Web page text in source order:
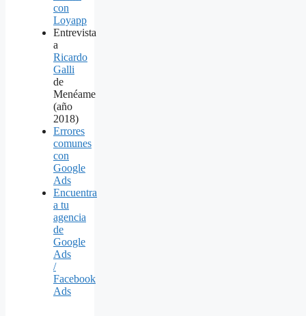
con
Loyapp
Entrevista
a
Ricardo
Galli
de
Menéame
(año
2018)
Errores
comunes
con
Google
Ads
Encuentra
a tu
agencia
de
Google
Ads
/
Facebook
Ads